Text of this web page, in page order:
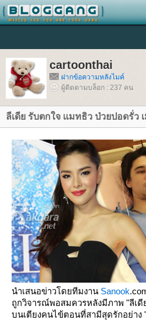
cartoonthai
ฝากข้อความหลังไมค์
ผู้ติดตามบล็อก : 237 คน
ลีเดีย รับตกใจ แมทธิว ป่วยปอดรั่ว
นำเสนอข่าวโดยทีมงาน Sanook
ถูกวิจารณ์พอสมควรหลังมีภาพ "ลีเ
บนเตียงคนไข้ตอนที่สามีสุดรักอย่าง